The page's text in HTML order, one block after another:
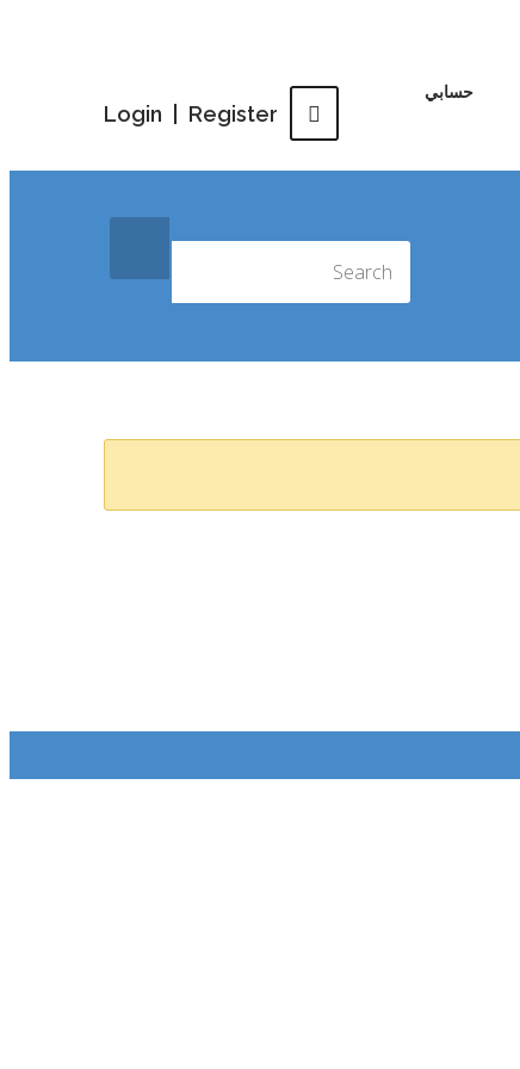
Login Register
حسابي